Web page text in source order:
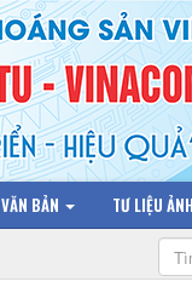
VĂN BẢN TƯ LIỆU ẢNH